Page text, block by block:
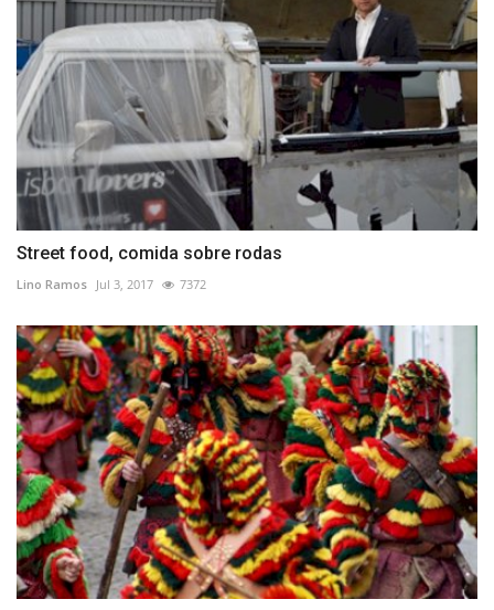
Street food, comida sobre rodas
Lino Ramos Jul 3, 2017 7372